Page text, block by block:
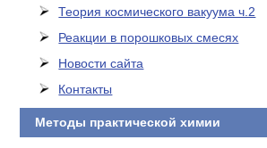
Теория космического вакуума ч.2
Реакции в порошковых смесях
Новости сайта
Контакты
Методы практической химии